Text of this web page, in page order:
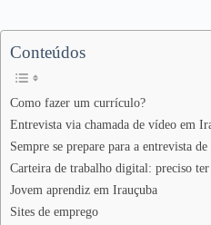
Conteúdos
Como fazer um currículo?
Entrevista via chamada de vídeo em
Sempre se prepare para a entrevista
Carteira de trabalho digital: preciso
Jovem aprendiz em Irauçuba
Sites de emprego